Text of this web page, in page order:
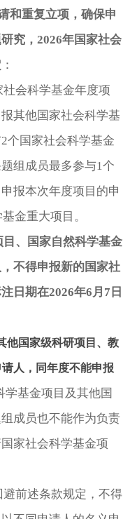
和重复立项，确保申
究， 2026年国家社会
：
会科学基金年度项
其他国家社会科学基
2个国家社会科学基金
组成员最多参与1个
报本次年度项目的申
金重大项目。
、国家自然科学基金
不得申报新的国家社
日期在2026年6月7日
他国家级科研项目、教
人，同年度不能申报
学基金项目及其他国
成员也不能作为负责
家社会科学基金项
前述条款规定，不得